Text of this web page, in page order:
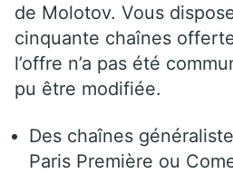
de Molotov. Vous
cinquante chaînes
l’offre n’a pas été
pu être modifiée.
Des chaînes
Paris Première ou